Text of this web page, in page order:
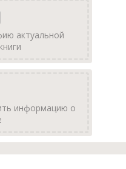
актуальной
информацию о